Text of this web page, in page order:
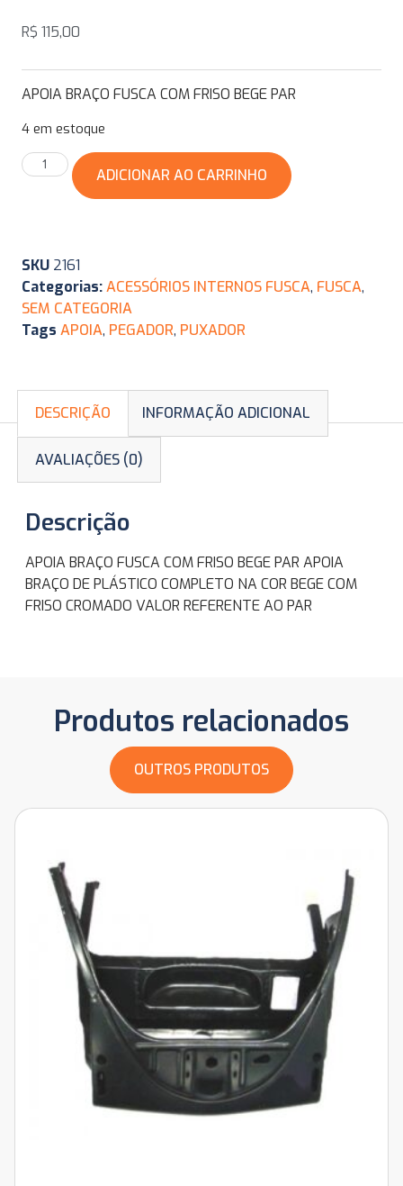
R$ 115,00
APOIA BRAÇO FUSCA COM FRISO BEGE PAR
4 em estoque
ADICIONAR AO CARRINHO
SKU 2161
Categorias:ACESSÓRIOS INTERNOS FUSCA, FUSCA,
SEM CATEGORIA
Tags APOIA, PEGADOR, PUXADOR
DESCRIÇÃO INFORMAÇÃO ADICIONAL
AVALIAÇÕES (0)
Descrição
APOIA BRAÇO FUSCA COM FRISO BEGE PAR APOIA
BRAÇO DE PLÁSTICO COMPLETO NA COR BEGE COM
FRISO CROMADO ​VALOR REFERENTE AO PAR
Produtos relacionados
OUTROS PRODUTOS